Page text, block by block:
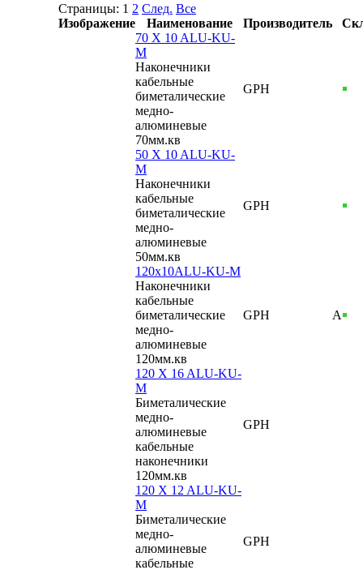
Страницы: 1 2 След. Все
Изображение
Наименование Производитель
70 X 10 ALU-KU-
M
Наконечники
кабельные
биметалические
медно-
алюминевые
70мм.кв
GPH
50 X 10 ALU-KU-
M
Наконечники
кабельные
биметалические
медно-
алюминевые
50мм.кв
GPH
120x10ALU-KU-M
Наконечники
кабельные
биметалические
медно-
алюминевые
120мм.кв
GPH А
120 X 16 ALU-KU-
M
Биметалические
медно-
алюминевые
кабельные
наконечники
120мм.кв
GPH
120 X 12 ALU-KU-
M
Биметалические
медно-
алюминевые
кабельные
GPH